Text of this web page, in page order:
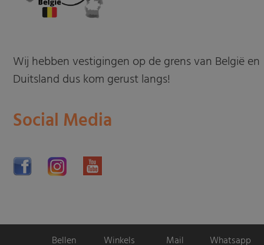
Wij hebben vestigingen op de grens van België en
Duitsland dus kom gerust langs!
Social Media
Bellen Winkels Mail Whatsapp